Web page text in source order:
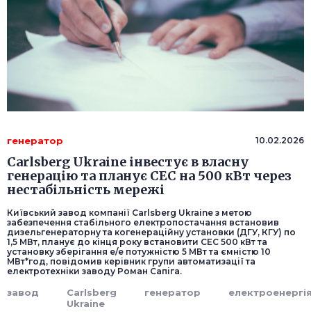
генератор 10.02.2026
Carlsberg Ukraine інвестує в власну
генерацію та планує СЕС на 500 кВт через
нестабільність мережі
Київський завод компанії Carlsberg Ukraine з метою
забезпечення стабільного електропостачання встановив
дизельгенераторну та когенераційну установки (ДГУ, КГУ) по
1,5 МВт, планує до кінця року встановити СЕС 500 кВт та
установку зберігання е/е потужністю 5 МВт та ємністю 10
МВт*год, повідомив керівник групи автоматизації та
електротехніки заводу Роман Сапіга.
завод
Carlsberg
Ukraine
генератор